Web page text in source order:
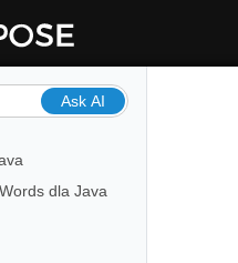
Ask AI
dla Java